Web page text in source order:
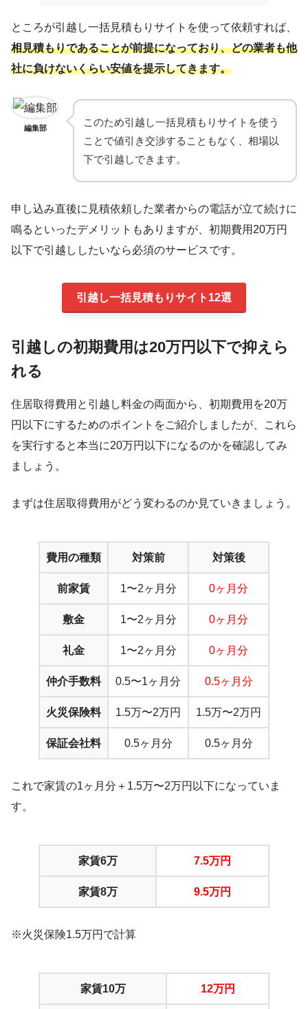
ところが引越し一括見積もりサイトを使って依頼すれば、
相見積もりであることが前提になっており、どの業者も他
社に負けないくらい安値を提示してきます。
編集部
このため引越し一括見積もりサイトを使う
ことで値引き交渉することもなく、相場以
下で引越しできます。
申し込み直後に見積依頼した業者からの電話が立て続けに
鳴るといったデメリットもありますが、初期費用20万円
以下で引越ししたいなら必須のサービスです。
引越し一括見積もりサイト12選
引越しの初期費用は20万円以下で抑えら
れる
住居取得費用と引越し料金の両面から、初期費用を20万
円以下にするためのポイントをご紹介しましたが、これら
を実行すると本当に20万円以下になるのかを確認してみ
ましょう。
まずは住居取得費用がどう変わるのか見ていきましょう。
費用の種類 対策前 対策後
前家賃 1〜2ヶ月分 0ヶ月分
敷金 1〜2ヶ月分 0ヶ月分
礼金 1〜2ヶ月分 0ヶ月分
仲介手数料 0.5〜1ヶ月分 0.5ヶ月分
火災保険料 1.5万〜2万円 1.5万〜2万円
保証会社料 0.5ヶ月分 0.5ヶ月分
これで家賃の1ヶ月分＋1.5万〜2万円以下になっていま
す。
家賃6万 7.5万円
家賃8万 9.5万円
※火災保険1.5万円で計算
家賃10万 12万円